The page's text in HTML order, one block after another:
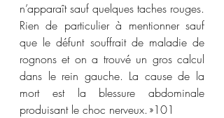
n’apparaît sauf quelques taches rouges.
Rien de particulier à mentionner sauf
que le défunt souffrait de maladie de
rognons et on a trouvé un gros calcul
dans le rein gauche. La cause de la
mort est la blessure abdominale
produisant le choc nerveux. »101